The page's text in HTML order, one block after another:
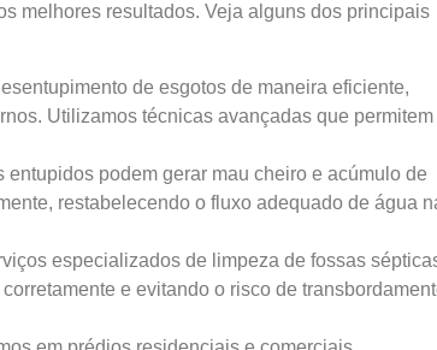
melhores resultados. Veja alguns dos principais
de esgotos de maneira eficiente,
Utilizamos técnicas avançadas que permitem
entupidos podem gerar mau cheiro e acúmulo de
restabelecendo o fluxo adequado de água
especializados de limpeza de fossas
e evitando o risco de